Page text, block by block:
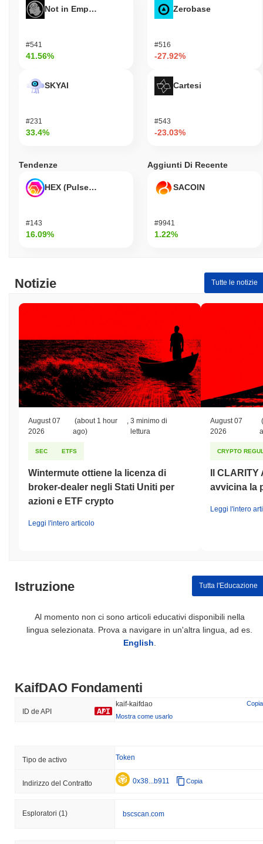
Not in Employment, Education, or Training
#541
41.56%
SKYAI
#231
33.4%
Zerobase
#516
-27.92%
Cartesi
#543
-23.03%
Tendenze
HEX (Pulsechain)
#143
16.09%
Aggiunti Di Recente
SACOIN
#9941
1.22%
Notizie Tutte le notizie
August 07
2026
(about 1 hour
ago)
3 minimo di
lettura
SEC ETFS
Wintermute ottiene la licenza di
broker-dealer negli Stati Uniti per
azioni e ETF crypto
Leggi l'intero articolo
August 07
2026
CRYPTO
Il
avvicina la
Leggi l'intero
Istruzione Tutta l'Educazione
Al momento non ci sono articoli educativi disponibili nella
lingua selezionata. Prova a navigare in un'altra lingua, ad es.
English
KaifDAO Fondamenti
ID de API
kaif-kaifdao
Copia
Mostra come usarlo
Tipo de activo Token
Indirizzo del Contratto 0x38...b911 Copia
Esploratori (1) bscscan.com